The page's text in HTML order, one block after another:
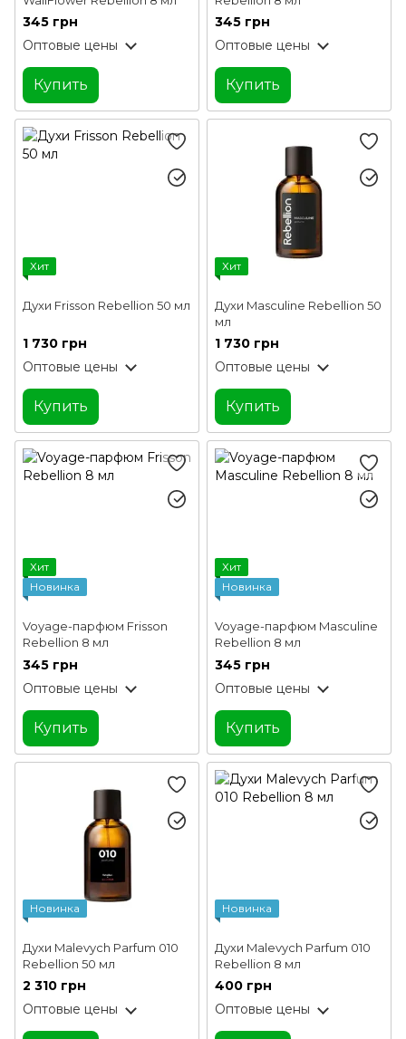
345 грн
Оптовые цены
Купить
345 грн
Оптовые цены
Купить
Хит
Духи Frisson Rebellion 50 мл
1 730 грн
Оптовые цены
Купить
Хит
Духи Masculine Rebellion 50
мл
1 730 грн
Оптовые цены
Купить
Хит
Новинка
Voyage-парфюм Frisson
Rebellion 8 мл
345 грн
Оптовые цены
Купить
Хит
Новинка
Voyage-парфюм Masculine
Rebellion 8 мл
345 грн
Оптовые цены
Купить
Новинка
Духи Malevych Parfum 010
Rebellion 50 мл
2 310 грн
Оптовые цены
Новинка
Духи Malevych Parfum 010
Rebellion 8 мл
400 грн
Оптовые цены